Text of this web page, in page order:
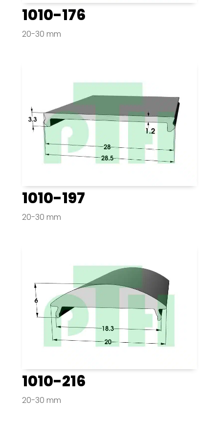
1010-176
20-30 mm
1010-197
20-30 mm
1010-216
20-30 mm